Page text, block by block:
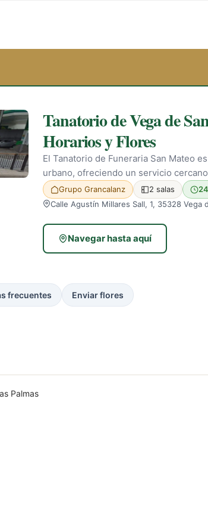
Tanatorio de Vega de
Horarios y Flores
El Tanatorio de Funeraria San Mateo
urbano, ofreciendo un servicio
Grupo Grancalanz 2 salas
Calle Agustín Millares Sall, 1, 35328 Vega
Navegar hasta aquí
frecuentes Enviar flores
Palmas